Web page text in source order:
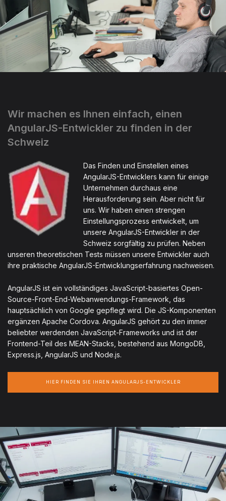
Wir machen es Ihnen einfach, einen
AngularJS-Entwickler zu finden in der
Schweiz
Das Finden und Einstellen eines
AngularJS-Entwicklers kann für einige
Unternehmen durchaus eine
Herausforderung sein. Aber nicht für
uns. Wir haben einen strengen
Einstellungsprozess entwickelt, um
unsere AngularJS-Entwickler in der
Schweiz sorgfältig zu prüfen. Neben
unseren theoretischen Tests müssen unsere Entwickler auch
ihre praktische AngularJS-Entwicklungserfahrung nachweisen.
AngularJS ist ein vollständiges JavaScript-basiertes Open-
Source-Front-End-Webanwendungs-Framework, das
hauptsächlich von Google gepflegt wird. Die JS-Komponenten
ergänzen Apache Cordova. AngularJS gehört zu den immer
beliebter werdenden JavaScript-Frameworks und ist der
Frontend-Teil des MEAN-Stacks, bestehend aus MongoDB,
Express.js, AngularJS und Node.js.
HIER FINDEN SIE IHREN ANGULARJS-ENTWICKLER